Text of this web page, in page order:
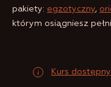
pakiety: egzotyczny,
którym osiągniesz
Kurs